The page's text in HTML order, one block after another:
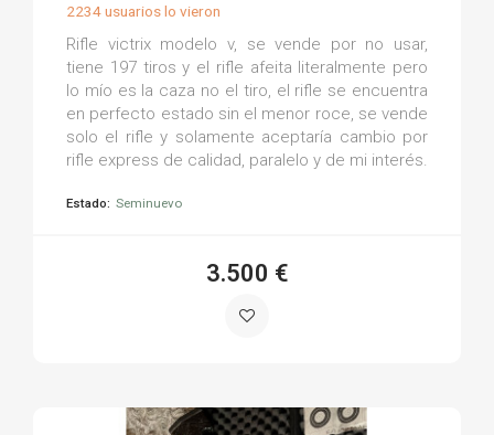
2234 usuarios lo vieron
Rifle victrix modelo v, se vende por no usar,
tiene 197 tiros y el rifle afeita literalmente pero
lo mío es la caza no el tiro, el rifle se encuentra
en perfecto estado sin el menor roce, se vende
solo el rifle y solamente aceptaría cambio por
rifle express de calidad, paralelo y de mi interés.
Estado: Seminuevo
3.500 €